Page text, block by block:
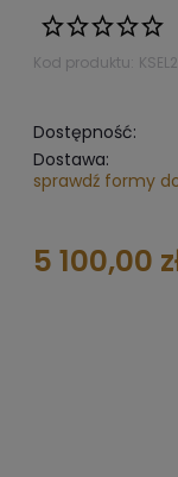
Kod produktu: KSEL2
Dostępność:
Dostawa:
The does not
sprawdź formy
5 100,00